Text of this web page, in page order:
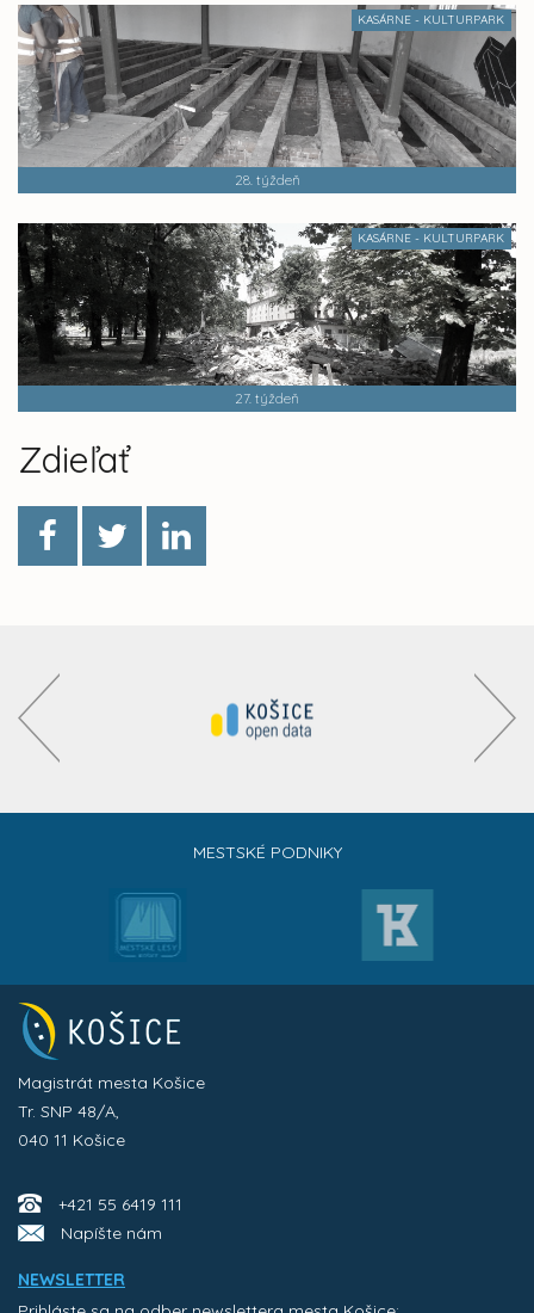
KASÁRNE - KULTURPARK
28. týždeň
KASÁRNE - KULTURPARK
27. týždeň
Zdieľať
MESTSKÉ PODNIKY
Magistrát mesta Košice
Tr. SNP 48/A,
040 11 Košice
+421 55 6419 111
Napíšte nám
NEWSLETTER